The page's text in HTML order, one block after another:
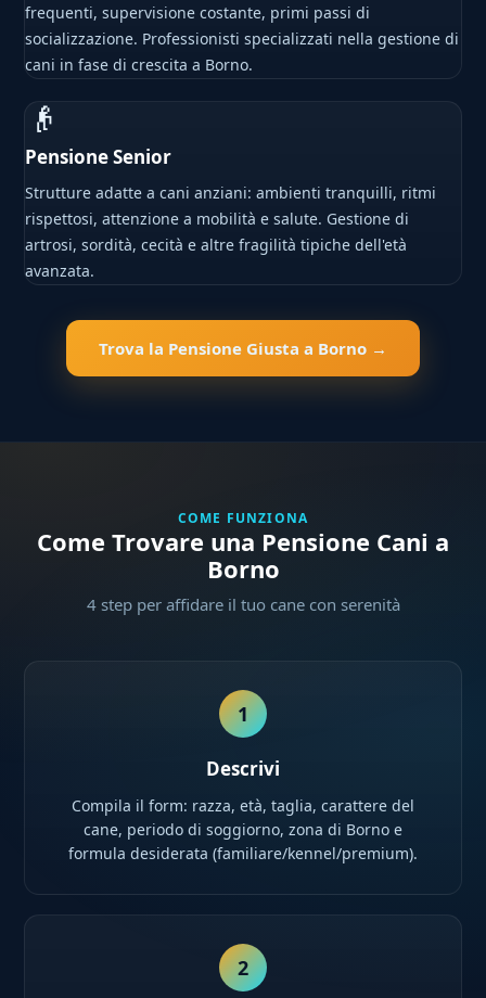
frequenti, supervisione costante, primi passi di
socializzazione. Professionisti specializzati nella gestione di
cani in fase di crescita a Borno.
👴
Pensione Senior
Strutture adatte a cani anziani: ambienti tranquilli, ritmi
rispettosi, attenzione a mobilità e salute. Gestione di
artrosi, sordità, cecità e altre fragilità tipiche dell'età
avanzata.
Trova la Pensione Giusta a Borno →
COME FUNZIONA
Come Trovare una Pensione Cani a
Borno
4 step per affidare il tuo cane con serenità
1
Descrivi
Compila il form: razza, età, taglia, carattere del
cane, periodo di soggiorno, zona di Borno e
formula desiderata (familiare/kennel/premium).
2